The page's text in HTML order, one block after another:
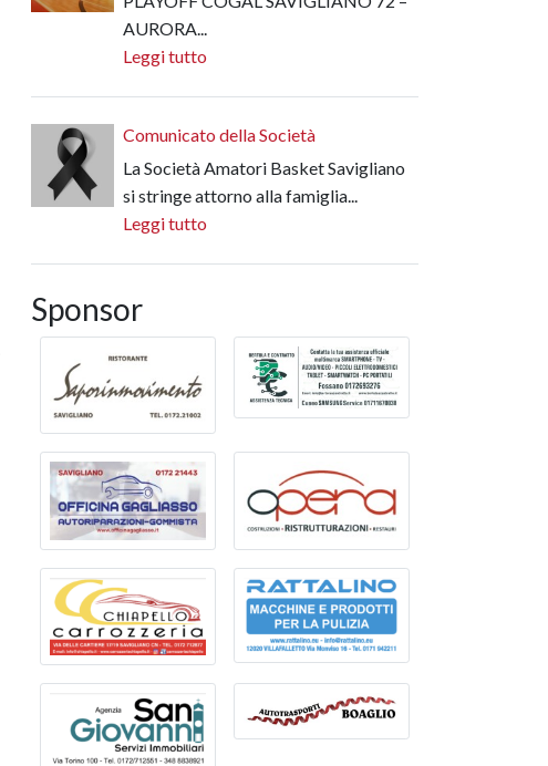
AURORA...
Leggi tutto
Comunicato della Società
La Società Amatori Basket Savigliano
si stringe attorno alla famiglia...
Leggi tutto
Sponsor